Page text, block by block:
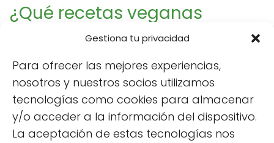
Gestiona tu privacidad
Para ofrecer las mejores experiencias,
nosotros y nuestros socios utilizamos
tecnologías como cookies para almacenar
y/o acceder a la información del dispositivo.
La aceptación de estas tecnologías nos
¿Qué recetas veganas
sorprenderán a tus
invitados?
Si deseas impresionar a tus invitados,
considera preparar platos más elaborados
pero igualmente veganos. Aquí hay algunas
sugerencias que seguramente los dejarán